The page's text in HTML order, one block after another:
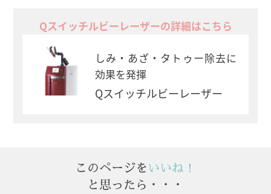
Qスイッチルビーレーザーの詳細はこちら
しみ・あざ・タトゥー除去に
効果を発揮
Qスイッチルビーレーザー
このページをいいね！
と思ったら・・・